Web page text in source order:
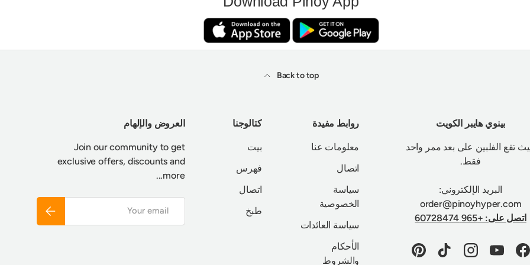
Back to top
بينوي هايبر الكويت
تقع الفلبين على بعد ممر واحد
فقط.
البريد الإلكتروني:
order@pinoyhyper.com
اتصل على: +965 60728474
Facebook
YouTube
Instagram
TikTok
Pinterest
روابط مفيدة
معلومات عنا
اتصال
سياسة
الخصوصية
سياسة العائدات
الأحكام
والشروط
كتالوجنا
بيت
فهرس
اتصال
طبخ
العروض والإلهام
Join our community to get
exclusive offers, discounts and
more...
Subscribe